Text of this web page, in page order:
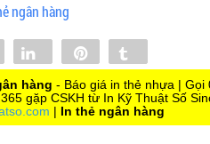
ngân hàng
Tweet Share
0
hàng - Báo giá in thẻ nhựa |
gặp CSKH từ In Kỹ Thuật Số
| In thẻ ngân hàng